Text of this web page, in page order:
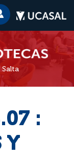
Salta
:
Y